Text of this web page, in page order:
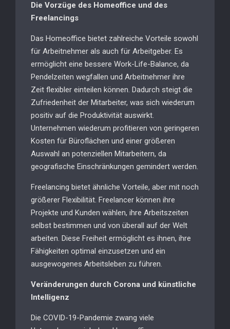
Die Vorzüge des Homeoffice und des
Freelancings
Das Homeoffice bietet zahlreiche Vorteile sowohl
für Arbeitnehmer als auch für Arbeitgeber. Es
ermöglicht eine bessere Work-Life-Balance, da
Pendelzeiten wegfallen und Arbeitnehmer ihre
Zeit flexibler einteilen können. Dadurch steigt die
Zufriedenheit der Mitarbeiter, was sich wiederum
positiv auf die Produktivität auswirkt.
Unternehmen wiederum profitieren von geringeren
Kosten für Büroflächen und einer größeren
Auswahl an potenziellen Mitarbeitern, da
geografische Einschränkungen gemindert werden.
Freelancing bietet ähnliche Vorteile, aber mit noch
größerer Flexibilität. Freelancer können ihre
Projekte und Kunden wählen, ihre Arbeitszeiten
selbst bestimmen und von überall auf der Welt
arbeiten. Diese Freiheit ermöglicht es ihnen, ihre
Fähigkeiten optimal einzusetzen und ein
ausgewogenes Arbeitsleben zu führen.
Veränderungen durch Corona und künstliche
Intelligenz
Die COVID-19-Pandemie zwang viele